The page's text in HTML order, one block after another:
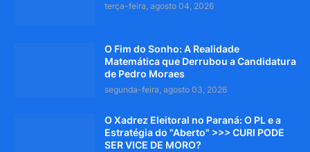
terça-feira, agosto 04, 2026
O Fim do Sonho: A Realidade
Matemática que Derrubou a Candidatura
de Pedro Moraes
segunda-feira, agosto 03, 2026
O Xadrez Eleitoral no Paraná: O PL e a
Estratégia do "Aberto" >>> CURI PODE
SER VICE DE MORO?